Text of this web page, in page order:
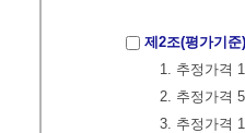
제2조(평가기준)
1. 추정가격
2. 추정가격
3. 추정가격